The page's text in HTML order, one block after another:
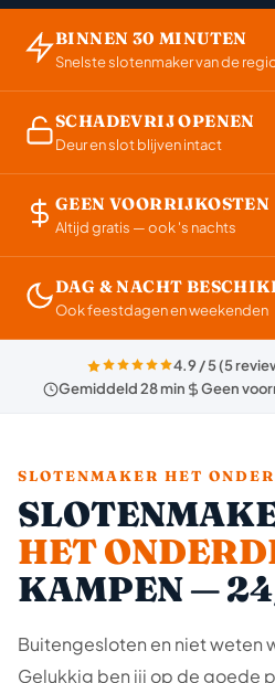
BINNEN 30 MINUTEN
Snelste slotenmaker van de
SCHADEVRIJ OPENEN
Deur en slot blijven intact
GEEN VOORRIJKOSTEN
Altijd gratis — ook 's nachts
DAG & NACHT
Ook feestdagen en weekenden
4.9 / 5 (5
Gemiddeld 28 min
Geen
SLOTENMAKER HET
HET
KAMPEN —
Buitengesloten en niet weten
Gelukkig ben jij op de goede